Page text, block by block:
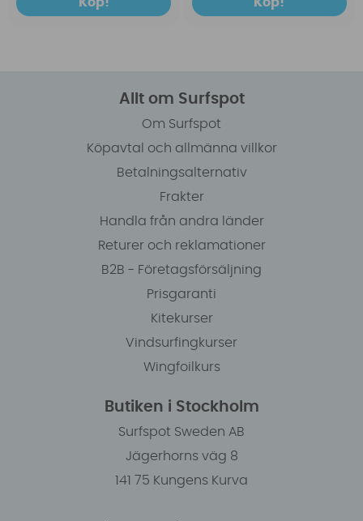
Köp! Köp!
Allt om Surfspot
Om Surfspot
Köpavtal och allmänna villkor
Betalningsalternativ
Frakter
Handla från andra länder
Returer och reklamationer
B2B - Företagsförsäljning
Prisgaranti
Kitekurser
Vindsurfingkurser
Wingfoilkurs
Butiken i Stockholm
Surfspot Sweden AB
Jägerhorns väg 8
141 75 Kungens Kurva